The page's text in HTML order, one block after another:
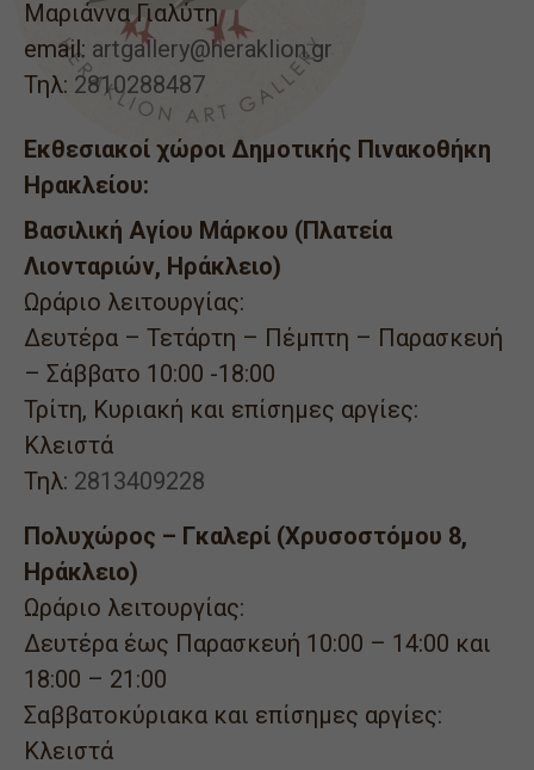
Μαριάννα Γιαλύτη
email: artgallery@heraklion.gr
Τηλ: 2810288487
Εκθεσιακοί χώροι Δημοτικής Πινακοθήκη
Ηρακλείου:
Βασιλική Αγίου Μάρκου (Πλατεία
Λιονταριών, Ηράκλειο)
Ωράριο λειτουργίας:
Δευτέρα – Τετάρτη – Πέμπτη – Παρασκευή
– Σάββατο 10:00 -18:00
Τρίτη, Κυριακή και επίσημες αργίες:
Κλειστά
Τηλ: 2813409228
Πολυχώρος – Γκαλερί (Χρυσοστόμου 8,
Ηράκλειο)
Ωράριο λειτουργίας:
Δευτέρα έως Παρασκευή 10:00 – 14:00 και
18:00 – 21:00
Σαββατοκύριακα και επίσημες αργίες:
Κλειστά